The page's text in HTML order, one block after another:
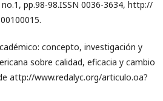
pp.98-98.ISSN 0036-3634, http://
concepto, investigación y
sobre calidad, eficacia y cambio
attp://www.redalyc.org/articulo.oa?